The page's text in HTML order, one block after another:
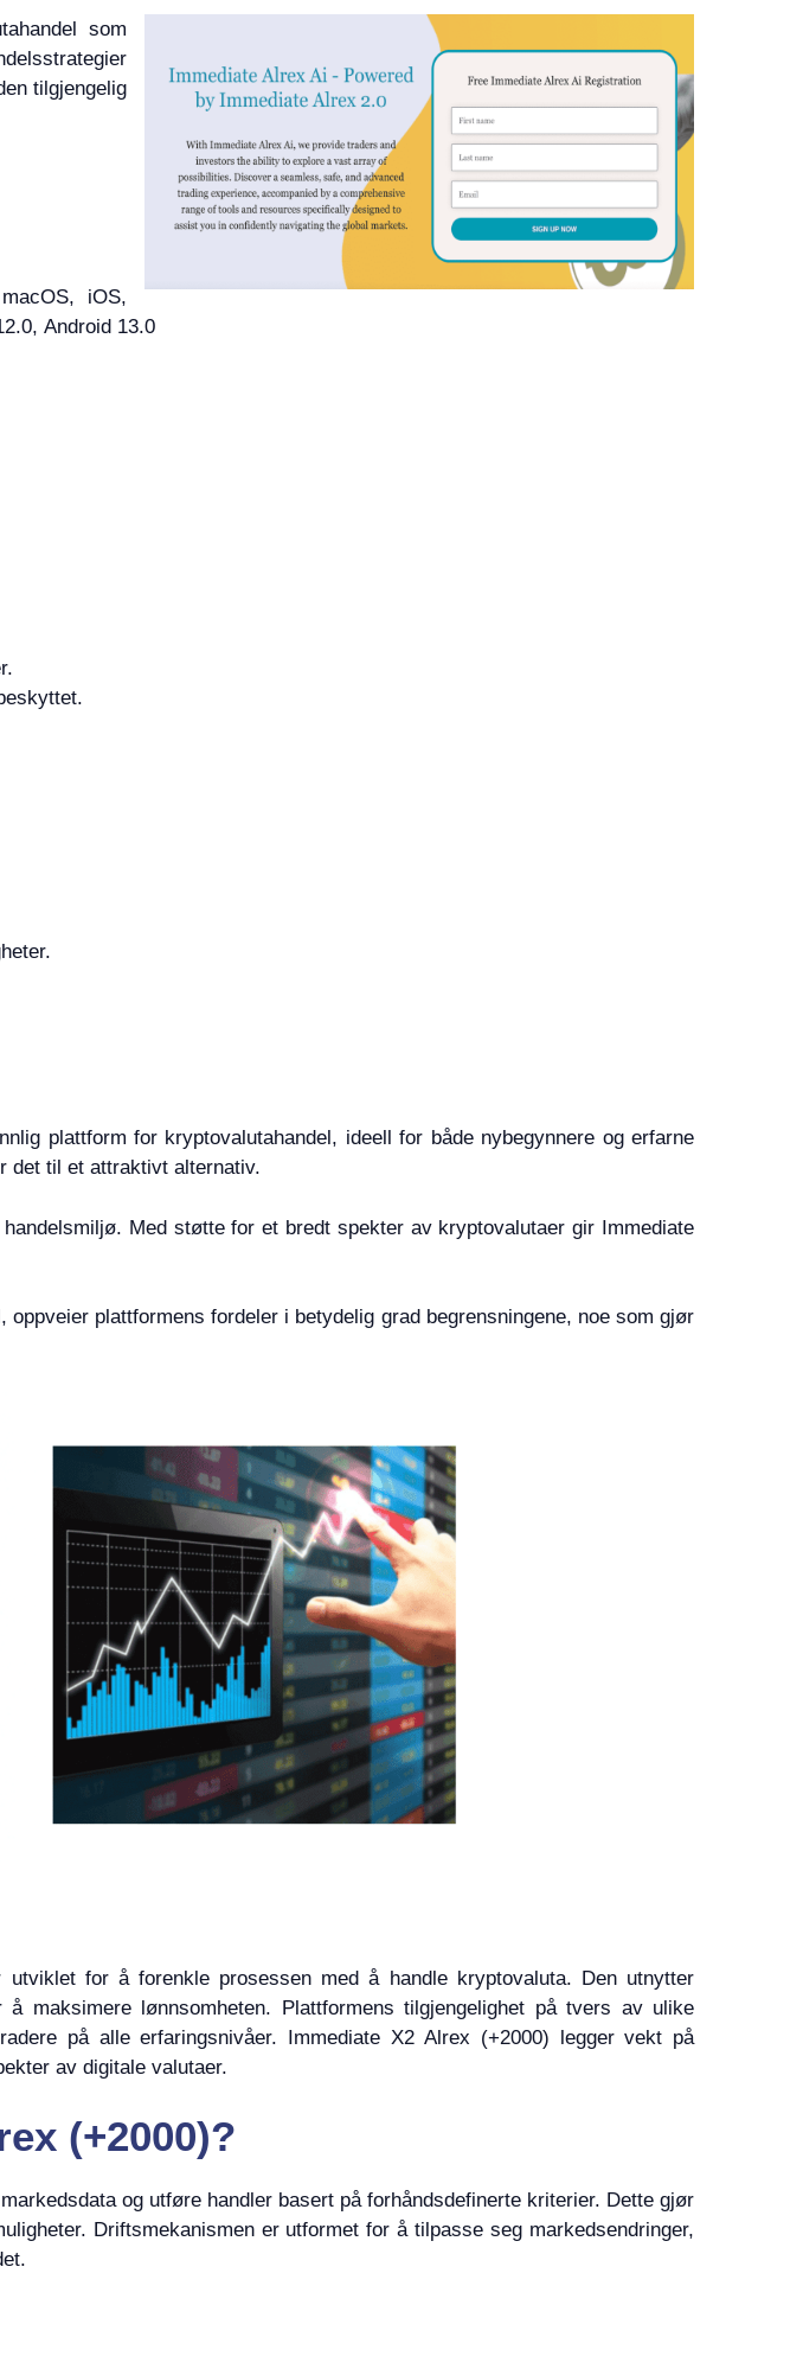
som
tilgjengelig
iOS,
Android 13.0
plattform for kryptovalutahandel, ideell for både nybegynnere og erfarne
det til et attraktivt alternativ.
Med støtte for et bredt spekter av kryptovalutaer gir Immediate
plattformens fordeler i betydelig grad begrensningene, noe som gjør
for å forenkle prosessen med å handle kryptovaluta. Den utnytter
maksimere lønnsomheten. Plattformens tilgjengelighet på tvers av ulike
på alle erfaringsnivåer. Immediate X2 Alrex (+2000) legger vekt på
av digitale valutaer.
(+2000)?
og utføre handler basert på forhåndsdefinerte kriterier. Dette gjør
Driftsmekanismen er utformet for å tilpasse seg markedsendringer,